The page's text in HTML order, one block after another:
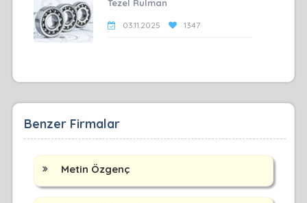
Tezel Rulman
03.11.2025 1347
Benzer Firmalar
Metin Özgenç